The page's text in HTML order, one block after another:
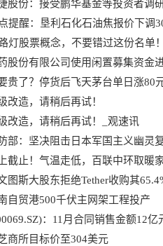
偏压稳定性_今日热议
股份：接受鹏华基金等投资者调
提醒：垦利石化石油焦报价下调
灯股票概念，不要错过这份名单
股份有限公司使用闲置募集资金
贵了？停货后飞天茅台单日涨80
改造，请稍后再试！
改造，请稍后再试！_观速讯
部：坚决阻击日本军国主义幽灵
截止！气温走低，百联中环取暖
图斯大股东拒绝Tether收购其
会额外注资10亿美元
自贸港500千伏主网架工程投产
：11月合同销售金额12
商所目标价至304美元